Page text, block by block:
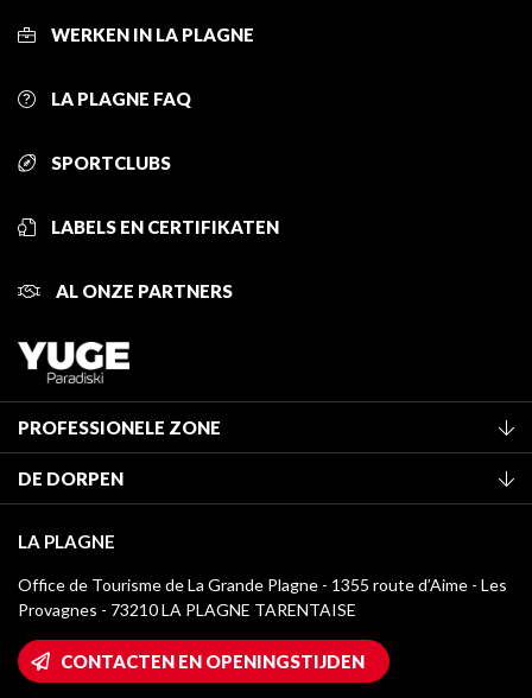
WERKEN IN LA PLAGNE
LA PLAGNE FAQ
SPORTCLUBS
LABELS EN CERTIFIKATEN
AL ONZE PARTNERS
PROFESSIONELE ZONE
Classificatie van de gemeubileerde accommodaties
Verblijfstaks
Mediatheek
La Plagne logo's
Wifi toegang
Huis van de eigenaar
DE DORPEN
Montchavin - Les Coches
Champagny-en-Vanoise
Plagne 1800
LA PLAGNE
Office de Tourisme de La Grande Plagne - 1355 route d’Aime - Les
Provagnes - 73210 LA PLAGNE TARENTAISE
CONTACTEN EN OPENINGSTIJDEN